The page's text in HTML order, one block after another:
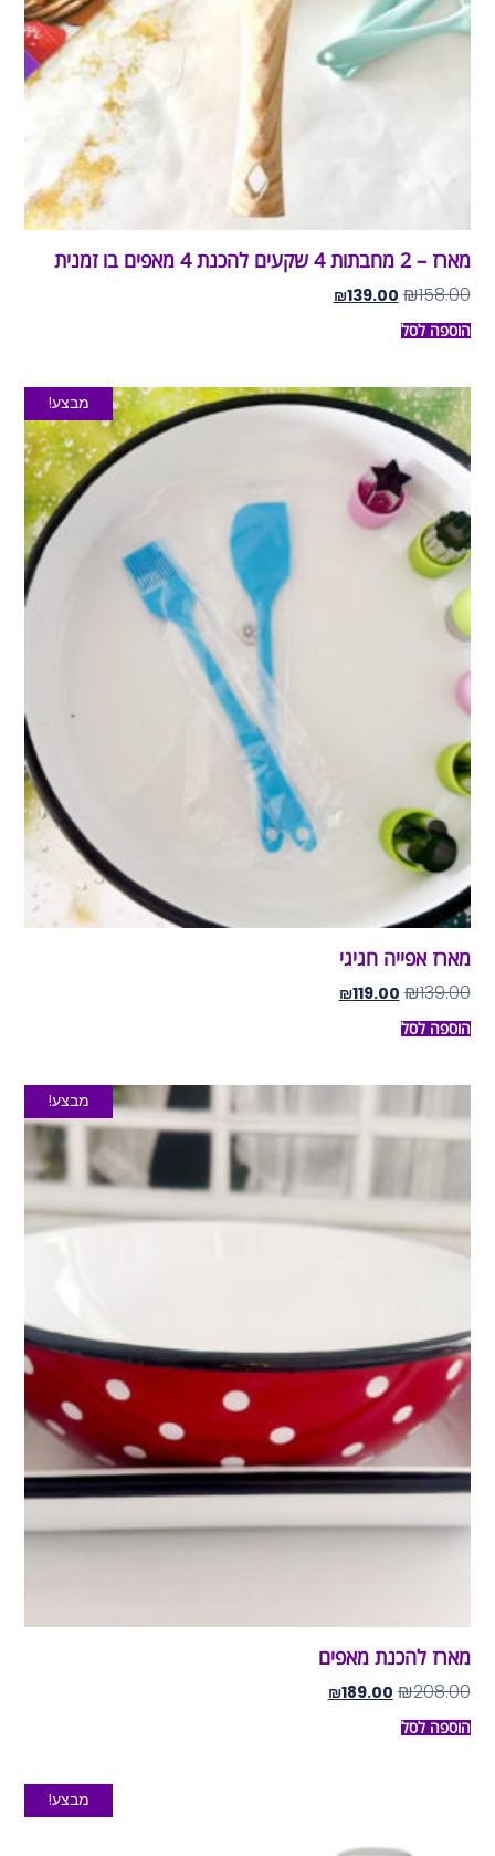
מארז – 2 מחבתות 4 שקעים להכנת 4 מאפים בו זמנית
₪158.00
₪139.00
הוספה לסל
מבצע!
מארז אפייה חגיגי
₪139.00
₪119.00
הוספה לסל
מבצע!
מארז להכנת מאפים
₪208.00
₪189.00
הוספה לסל
מבצע!